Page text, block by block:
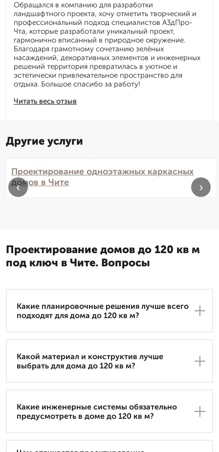
Читать весь отзыв
Обращался в компанию для разработки
ландшафтного проекта, хочу отметить творческий и
профессиональный подход специалистов А3дПро-
Чта, которые разработали уникальный проект,
гармонично вписанный в природное окружение.
Благодаря грамотному сочетанию зелёных
насаждений, декоративных элементов и инженерных
решений территория превратилась в уютное и
эстетически привлекательное пространство для
отдыха. Большое спасибо за работу!
Другие услуги
Проектирование одноэтажных каркасных
домов в Чите
‹ ›
Проектирование домов до 120 кв м
под ключ в Чите. Вопросы
Какие планировочные решения лучше всего
подходят для дома до 120 кв м?
Какой материал и конструктив лучше
выбрать для дома до 120 кв м?
Какие инженерные системы обязательно
предусмотреть в доме до 120 кв м?